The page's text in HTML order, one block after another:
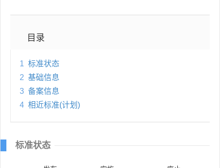
目录
1 标准状态
2 基础信息
3 备案信息
4 相近标准(计划)
标准状态